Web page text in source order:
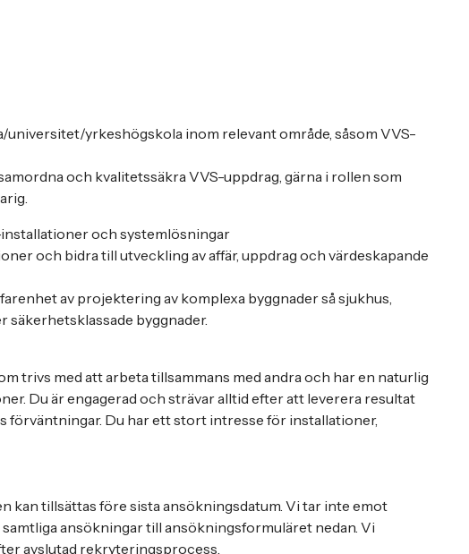
yrkeshögskola inom relevant område, såsom VVS-
och kvalitetssäkra VVS-uppdrag, gärna i rollen som
och systemlösningar
och bidra till utveckling av affär, uppdrag och värdeskapande
av projektering av komplexa byggnader så sjukhus,
byggnader.
trivs med att arbeta tillsammans med andra och har en naturlig
Du är engagerad och strävar alltid efter att leverera resultat
förväntningar. Du har ett stort intresse för installationer,
kan tillsättas före sista ansökningsdatum. Vi tar inte emot
ansökningar till ansökningsformuläret nedan. Vi
avslutad rekryteringsprocess.